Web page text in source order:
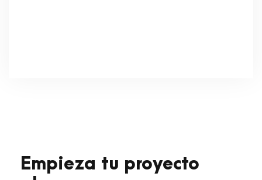
Empieza tu proyecto